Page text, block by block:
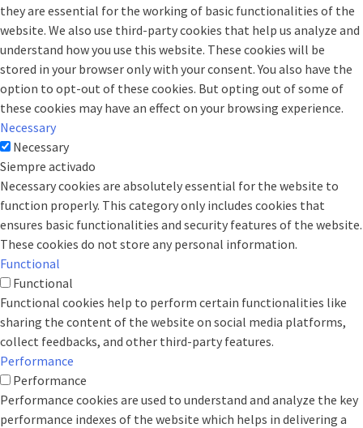
they are essential for the working of basic functionalities of the
website. We also use third-party cookies that help us analyze and
understand how you use this website. These cookies will be
stored in your browser only with your consent. You also have the
option to opt-out of these cookies. But opting out of some of
these cookies may have an effect on your browsing experience.
Necessary
Necessary
Siempre activado
Necessary cookies are absolutely essential for the website to
function properly. This category only includes cookies that
ensures basic functionalities and security features of the website.
These cookies do not store any personal information.
Functional
Functional
Functional cookies help to perform certain functionalities like
sharing the content of the website on social media platforms,
collect feedbacks, and other third-party features.
Performance
Performance
Performance cookies are used to understand and analyze the key
performance indexes of the website which helps in delivering a